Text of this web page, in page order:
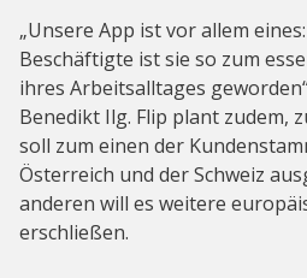
„Unsere App ist vor allem
Beschäftigte ist sie so zum
ihres Arbeitsalltages
Benedikt Ilg. Flip plant zudem,
soll zum einen der
Österreich und der Schweiz
anderen will es weitere
erschließen.